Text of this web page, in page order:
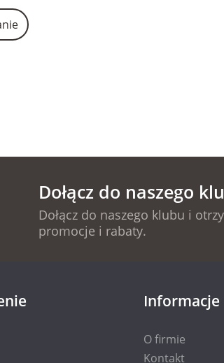
Dołącz do naszego
Dołącz do naszego klubu i
promocje i rabaty.
Informacje
O firmie
Kontakt